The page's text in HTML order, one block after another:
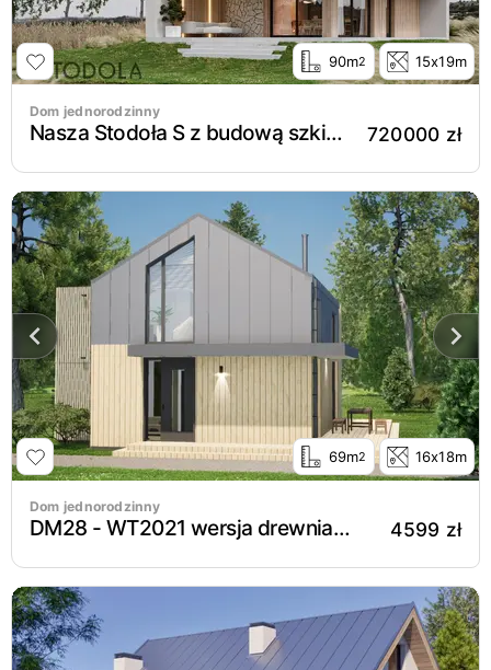
90m2 15x19m
Dom jednorodzinny
Nasza Stodoła S z budową szkielet drewniany 720000 zł
69m2 16x18m
Dom jednorodzinny
DM28 - WT2021 wersja drewniana 4599 zł